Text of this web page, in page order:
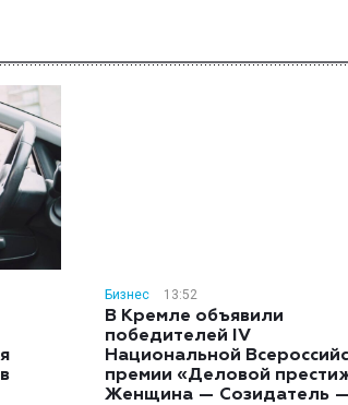
Бизнес 13:52
В Кремле объявили
победителей IV
Национальной
премии «Деловой
Женщина — Созидатель —